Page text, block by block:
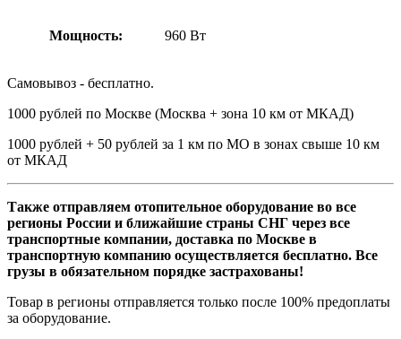
Мощность: 960 Вт
Самовывоз - бесплатно.
1000 рублей по Москве (Москва + зона 10 км от МКАД)
1000 рублей + 50 рублей за 1 км по МО в зонах свыше 10 км
от МКАД
Также отправляем отопительное оборудование во все
регионы России и ближайшие страны СНГ через все
транспортные компании, доставка по Москве в
транспортную компанию осуществляется бесплатно. Все
грузы в обязательном порядке застрахованы!
Товар в регионы отправляется только после 100% предоплаты
за оборудование.